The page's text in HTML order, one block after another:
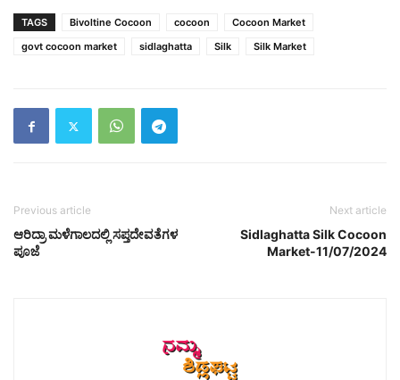
TAGS Bivoltine Cocoon cocoon
Cocoon Market
govt cocoon market
sidlaghatta Silk Silk Market
Previous article
ಆರಿದ್ರಾ ಮಳೆಗಾಲದಲ್ಲಿ ಸಪ್ತದೇವತೆಗಳ
ಪೂಜೆ
Next article
Sidlaghatta Silk Cocoon
Market-11/07/2024